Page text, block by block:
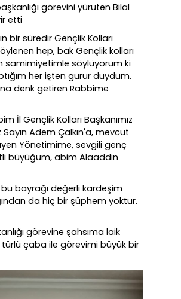
görevini yürüten Bilal
etti
bir süredir Gençlik Kolları
hep, bak Gençlik kolları
samimiyetimle söylüyorum ki
her işten gurur duydum.
denk getiren Rabbime
İl Gençlik Kolları Başkanımız
Adem Çalkın'a, mevcut
Yönetimime, sevgili genç
büyüğüm, abim Alaaddin
bayrağı değerli kardeşim
da hiç bir şüphem yoktur.
görevine şahsıma laik
çaba ile görevimi büyük bir